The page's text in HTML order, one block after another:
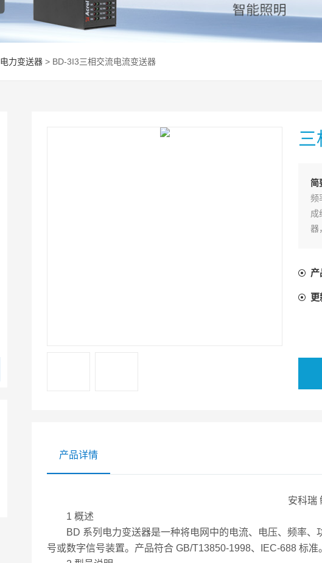
电力变送器 > BD-3I3三相交流电流变送器
三
简
频
成
器
产
更
产品详情
安科瑞
1 概述
BD 系列电力变送器是一种将电网中的电流、电压、频率、
号或数字信号装置。产品符合 GB/T13850-1998、IEC-688 标准